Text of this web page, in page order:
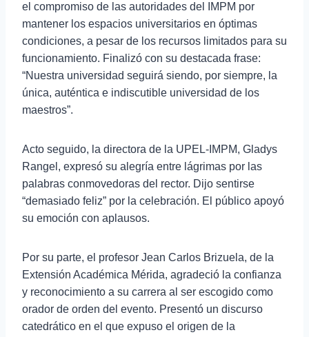
el compromiso de las autoridades del IMPM por
mantener los espacios universitarios en óptimas
condiciones, a pesar de los recursos limitados para su
funcionamiento. Finalizó con su destacada frase:
“Nuestra universidad seguirá siendo, por siempre, la
única, auténtica e indiscutible universidad de los
maestros”.
Acto seguido, la directora de la UPEL-IMPM, Gladys
Rangel, expresó su alegría entre lágrimas por las
palabras conmovedoras del rector. Dijo sentirse
“demasiado feliz” por la celebración. El público apoyó
su emoción con aplausos.
Por su parte, el profesor Jean Carlos Brizuela, de la
Extensión Académica Mérida, agradeció la confianza
y reconocimiento a su carrera al ser escogido como
orador de orden del evento. Presentó un discurso
catedrático en el que expuso el origen de la